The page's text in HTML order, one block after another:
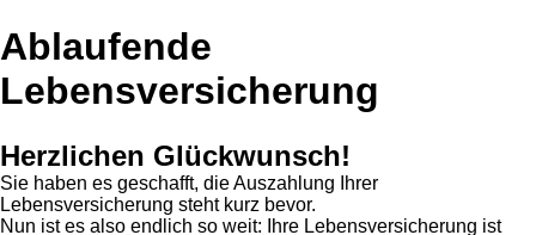
Ablaufende
Lebensversicherung
Herzlichen Glückwunsch!
Sie haben es geschafft, die Auszahlung Ihrer
Lebensversicherung steht kurz bevor.
Nun ist es also endlich so weit: Ihre Lebensversicherung ist